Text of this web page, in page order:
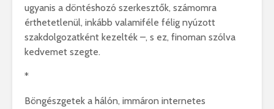
ugyanis a döntéshozó szerkesztők, számomra
érthetetlenül, inkább valamiféle félig nyúzott
szakdolgozatként kezelték –, s ez, finoman szólva
kedvemet szegte.
*
Böngészgetek a hálón, immáron internetes